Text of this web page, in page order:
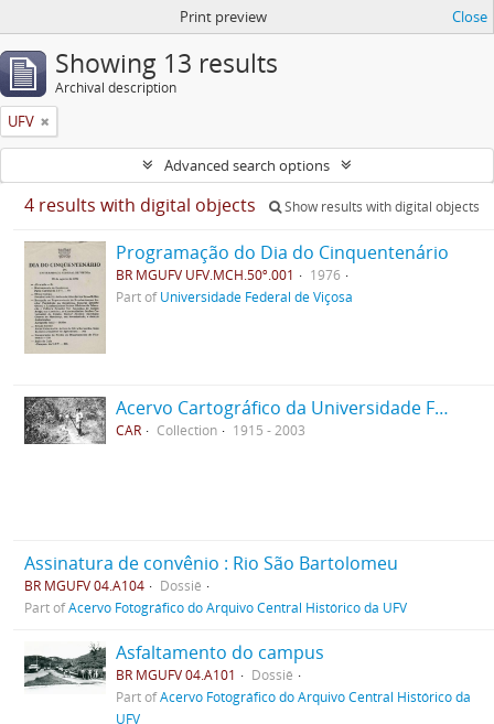
Print preview Close
Showing 13 results
Archival description
UFV
Advanced search options
4 results with digital objects Show results with digital objects
Programação do Dia do Cinquentenário
BR MGUFV UFV.MCH.50º.001
1976
Part ofUniversidade Federal de Viçosa
Acervo Cartográfico da Universidade Federal de Viçosa
CAR Collection 1915 - 2003
Assinatura de convênio : Rio São Bartolomeu
BR MGUFV 04.A104
Dossiê
Part ofAcervo Fotográfico do Arquivo Central Histórico da UFV
Asfaltamento do campus
BR MGUFV 04.A101
Dossiê
Part ofAcervo Fotográfico do Arquivo Central Histórico da
UFV